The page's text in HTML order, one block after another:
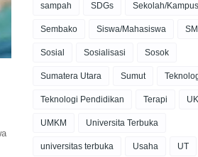
sampah SDGs Sekolah/Kampus
Sembako Siswa/Mahasiswa
Sosial Sosialisasi Sosok
Sumatera Utara Sumut
Teknologi Pendidikan Terapi
UMKM Universita Terbuka
universitas terbuka Usaha UT